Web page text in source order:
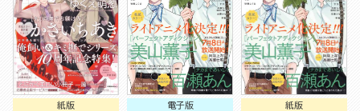
紙版
電子版
紙版